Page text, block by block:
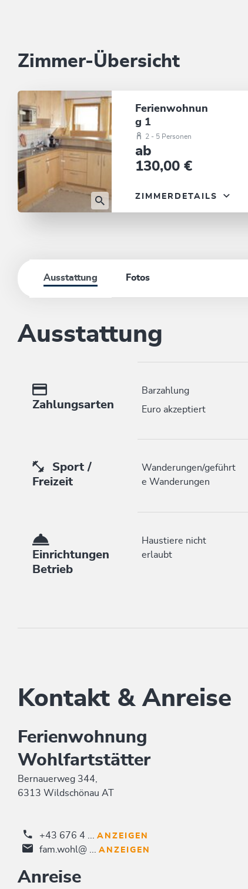
Zimmer-Übersicht
Ferienwohnun
g 1
2 - 5 Personen
ab
130,00 €
ZIMMERDETAILS
Ausstattung Fotos
Ausstattung
Zahlungsarten
Barzahlung
Euro akzeptiert
Sport /
Freizeit
Wanderungen/geführt
e Wanderungen
Einrichtungen
Betrieb
Haustiere nicht
erlaubt
Kontakt & Anreise
Ferienwohnung
Wohlfartstätter
Bernauerweg 344,
6313 Wildschönau AT
+43 676 4 ... ANZEIGEN
fam.wohl@ ... ANZEIGEN
Anreise